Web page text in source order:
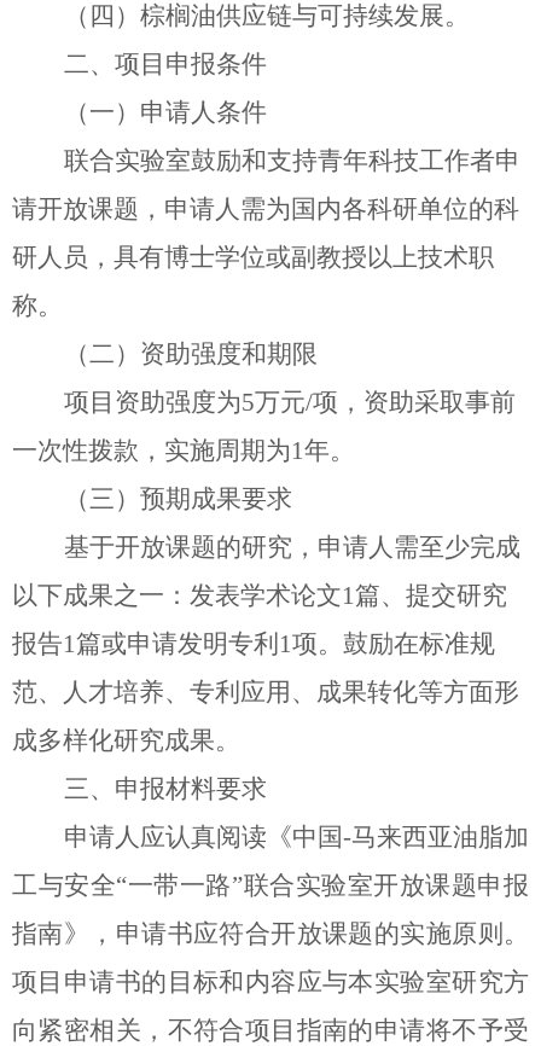
（四）棕榈油供应链与可持续发展。
二、项目申报条件
（一）申请人条件
联合实验室鼓励和支持青年科技工作者申
请开放课题 ，申请人需为国内各科研单位的科
研人员，具有博士学位或副教授以上技术职
称。
（二）资助强度和期限
项目资助强度为5万元/项，资助采取事前
一次性拨款，实施周期为1年。
（三）预期成果要求
基于开放课题的研究，申请人需至少完成
以下成果之一： 发表学术论文1篇、提交研究
报告1篇或申请发明专利 1项。鼓励在标准规
范、人才培养、专利应用、成果转化等方面形
成多样化研究成果。
三、申报材料要求
申请人应认真阅读《中国-马来西亚油脂加
工与安全“一带一路”联合实验室开放课题申报
指南》，申请书应符合开放课题的实施原则。
项目申请书的目标和内容应与本实验室研究方
向紧密相关，不符合项目指南的申请将不予受